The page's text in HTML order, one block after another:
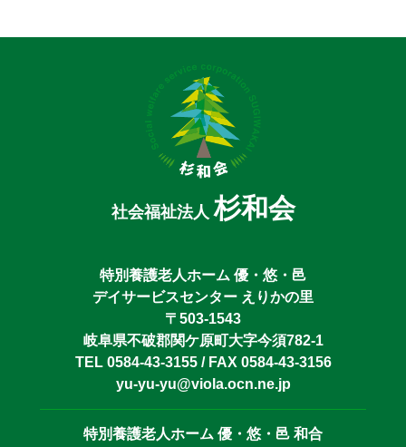
社会福祉法人杉和会
特別養護老人ホーム 優・悠・邑
デイサービスセンター えりかの里
〒503-1543
岐阜県不破郡関ケ原町大字今須782-1
TEL 0584-43-3155 / FAX 0584-43-3156
yu-yu-yu@viola.ocn.ne.jp
特別養護老人ホーム 優・悠・邑 和合